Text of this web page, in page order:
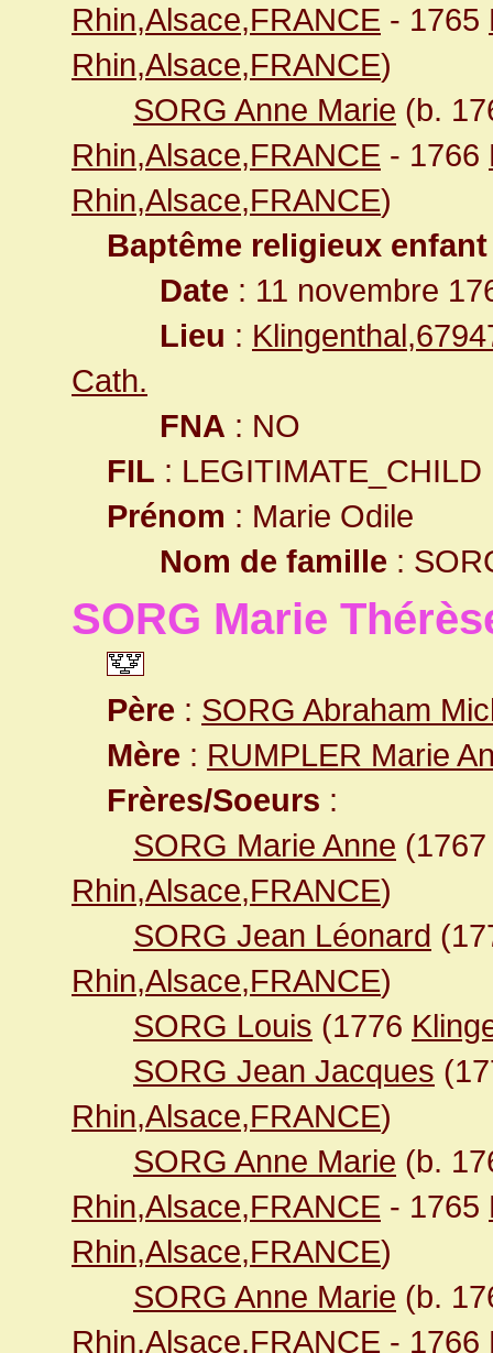
Rhin,Alsace,FRANCE - 1765
Rhin,Alsace,FRANCE)
SORG Anne Marie (b.
Rhin,Alsace,FRANCE - 1766
Rhin,Alsace,FRANCE)
Baptême religieux enfant
Date : 11 novembre
Lieu :
Cath.
FNA : NO
FIL : LEGITIMATE_CHILD
Prénom : Marie Odile
Nom de famille :
SORG Marie
Père : SORG Abraham
Mère : RUMPLER Marie
Frères/Soeurs :
SORG Marie Anne
Rhin,Alsace,FRANCE)
SORG Jean Léonard
Rhin,Alsace,FRANCE)
SORG Louis (1776
SORG Jean Jacques
Rhin,Alsace,FRANCE)
SORG Anne Marie (b.
Rhin,Alsace,FRANCE - 1765
Rhin,Alsace,FRANCE)
SORG Anne Marie (b.
Rhin,Alsace,FRANCE - 1766